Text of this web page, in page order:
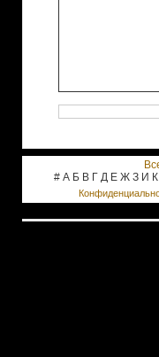
# А Б В Г Д Е Ж З И К